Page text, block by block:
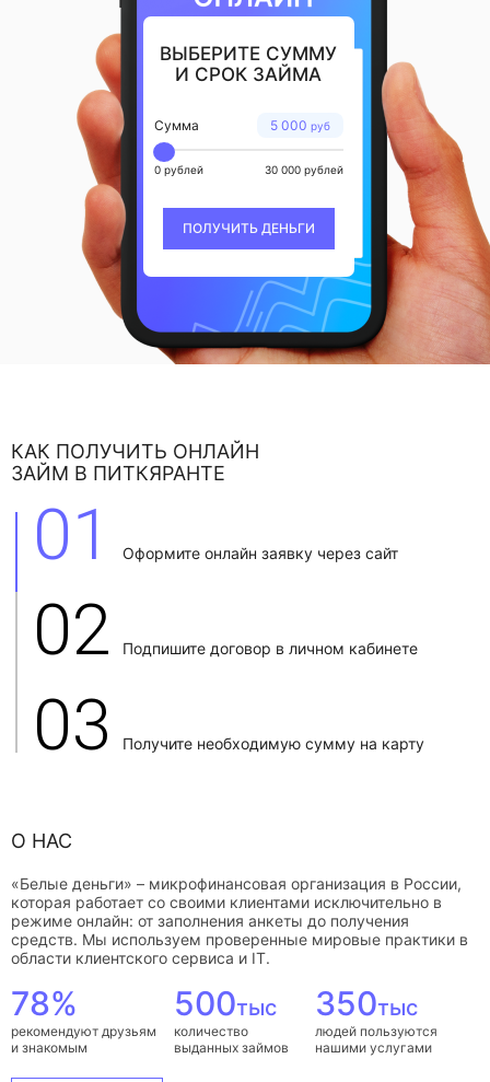
ВЫБЕРИТЕ СУММУ
И СРОК ЗАЙМА
5 000 руб
Сумма
0 рублей 30 000 рублей
ПОЛУЧИТЬ ДЕНЬГИ
КАК ПОЛУЧИТЬ ОНЛАЙН
ЗАЙМ В ПИТКЯРАНТЕ
01 Оформите онлайн заявку через сайт
02 Подпишите договор в личном кабинете
03 Получите необходимую сумму на карту
О НАС
«Белые деньги» – микрофинансовая организация в России,
которая работает со своими клиентами исключительно в
режиме онлайн: от заполнения анкеты до получения
средств. Мы используем проверенные мировые практики в
области клиентского сервиса и IT.
78%
рекомендуют друзьям
и знакомым
500тыс
количество
выданных займов
350тыс
людей пользуются
нашими услугами